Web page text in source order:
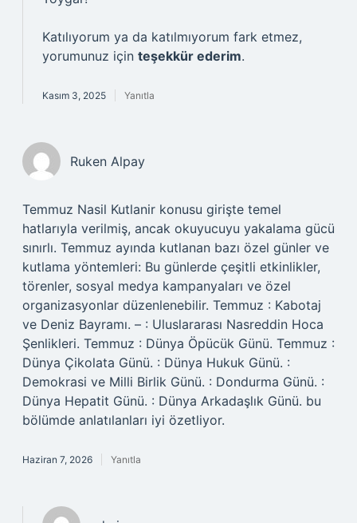
Katılıyorum ya da katılmıyorum fark etmez,
yorumunuz için teşekkür ederim.
Kasım 3, 2025 Yanıtla
Ruken Alpay
Temmuz Nasil Kutlanir konusu girişte temel
hatlarıyla verilmiş, ancak okuyucuyu yakalama gücü
sınırlı. Temmuz ayında kutlanan bazı özel günler ve
kutlama yöntemleri: Bu günlerde çeşitli etkinlikler,
törenler, sosyal medya kampanyaları ve özel
organizasyonlar düzenlenebilir. Temmuz : Kabotaj
ve Deniz Bayramı. – : Uluslararası Nasreddin Hoca
Şenlikleri. Temmuz : Dünya Öpücük Günü. Temmuz :
Dünya Çikolata Günü. : Dünya Hukuk Günü. :
Demokrasi ve Milli Birlik Günü. : Dondurma Günü. :
Dünya Hepatit Günü. : Dünya Arkadaşlık Günü. bu
bölümde anlatılanları iyi özetliyor.
Haziran 7, 2026 Yanıtla